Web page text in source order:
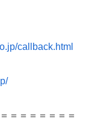
callback.html
＝＝＝＝＝＝＝